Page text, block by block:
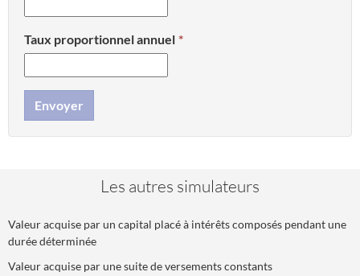
Taux proportionnel annuel
Envoyer
Les autres simulateurs
Valeur acquise par un capital placé à intérêts composés pendant une
durée déterminée
Valeur acquise par une suite de versements constants